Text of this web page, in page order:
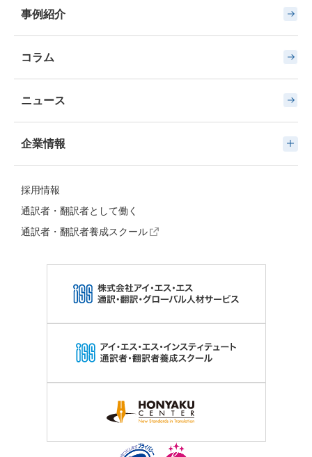
事例紹介
コラム
ニュース
企業情報
採用情報
通訳者・翻訳者として働く
通訳者・翻訳者養成スクール